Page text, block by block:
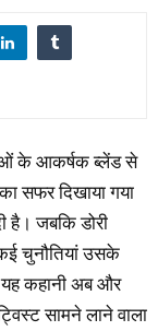
के आकर्षक ब्लेंड से
सफर दिखाया गया
जबकि डोरी
चुनौतियां उसके
यह कहानी अब और
सामने लाने वाला